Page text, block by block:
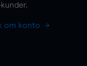
om konto